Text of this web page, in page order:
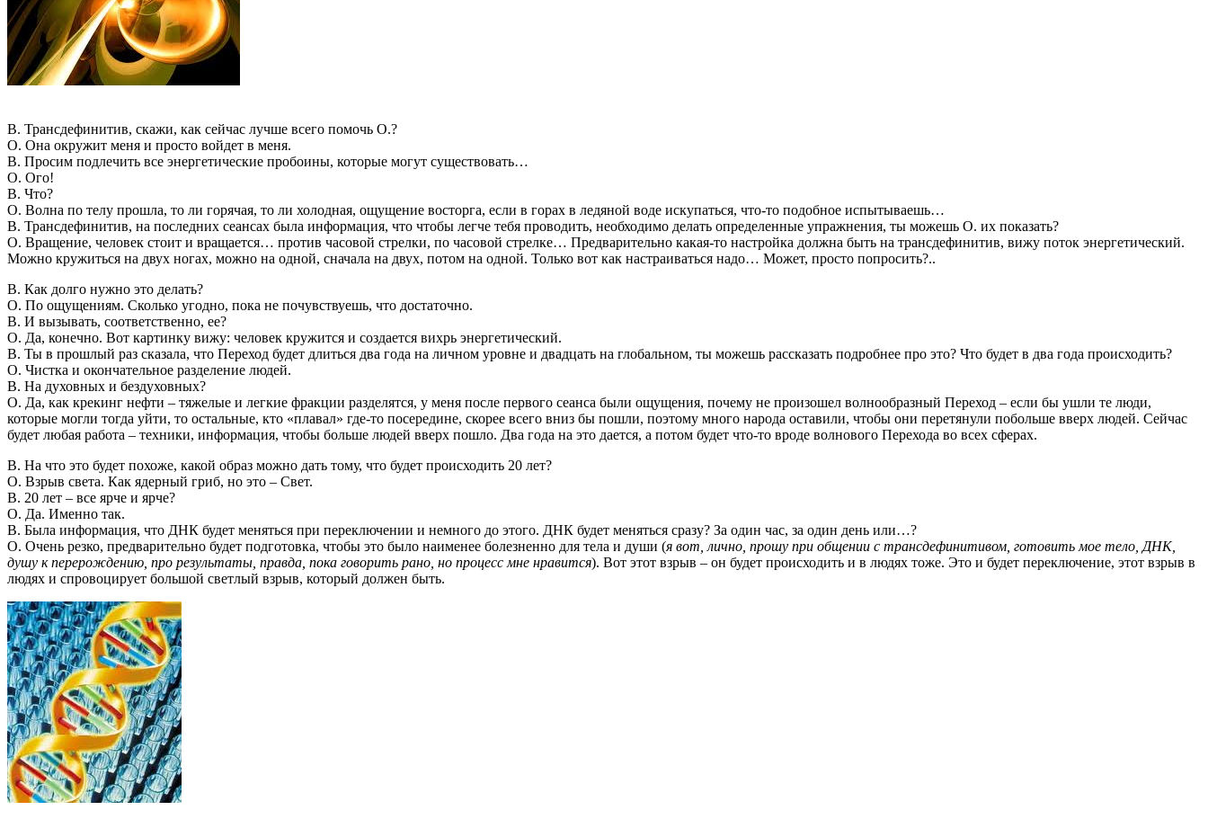
В. Трансдефинитив, скажи, как сейчас лучше всего помочь О.?
О. Она окружит меня и просто войдет в меня.
В. Просим подлечить все энергетические пробоины, которые могут существовать…
О. Ого!
В. Что?
О. Волна по телу прошла, то ли горячая, то ли холодная, ощущение восторга, если в горах в ледяной воде искупаться, что-то подобное испытываешь…
В. Трансдефинитив, на последних сеансах была информация, что чтобы легче тебя проводить, необходимо делать определенные упражнения, ты можешь О. их показать?
О. Вращение, человек стоит и вращается… против часовой стрелки, по часовой стрелке… Предварительно какая-то настройка должна быть на трансдефинитив, вижу поток энергетический.
Можно кружиться на двух ногах, можно на одной, сначала на двух, потом на одной. Только вот как настраиваться надо… Может, просто попросить?..
В. Как долго нужно это делать?
О. По ощущениям. Сколько угодно, пока не почувствуешь, что достаточно.
В. И вызывать, соответственно, ее?
О. Да, конечно. Вот картинку вижу: человек кружится и создается вихрь энергетический.
В. Ты в прошлый раз сказала, что Переход будет длиться два года на личном уровне и двадцать на глобальном, ты можешь рассказать подробнее про это? Что будет в два года происходить?
О. Чистка и окончательное разделение людей.
В. На духовных и бездуховных?
О. Да, как крекинг нефти – тяжелые и легкие фракции разделятся, у меня после первого сеанса были ощущения, почему не произошел волнообразный Переход – если бы ушли те люди,
которые могли тогда уйти, то остальные, кто «плавал» где-то посередине, скорее всего вниз бы пошли, поэтому много народа оставили, чтобы они перетянули побольше вверх людей. Сейчас
будет любая работа – техники, информация, чтобы больше людей вверх пошло. Два года на это дается, а потом будет что-то вроде волнового Перехода во всех сферах.
В. На что это будет похоже, какой образ можно дать тому, что будет происходить 20 лет?
О. Взрыв света. Как ядерный гриб, но это – Свет.
В. 20 лет – все ярче и ярче?
О. Да. Именно так.
В. Была информация, что ДНК будет меняться при переключении и немного до этого. ДНК будет меняться сразу? За один час, за один день или…?
О. Очень резко, предварительно будет подготовка, чтобы это было наименее болезненно для тела и души (я вот, лично, прошу при общении с трансдефинитивом, готовить мое тело, ДНК,
душу к перерождению, про результаты, правда, пока говорить рано, но процесс мне нравится). Вот этот взрыв – он будет происходить и в людях тоже. Это и будет переключение, этот взрыв в
людях и спровоцирует большой светлый взрыв, который должен быть.